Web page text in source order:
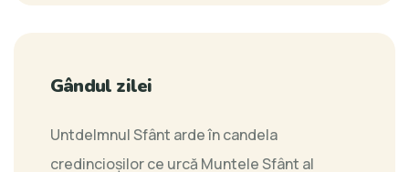
Gândul zilei
Untdelmnul Sfânt arde în candela
credincioşilor ce urcă Muntele Sfânt al